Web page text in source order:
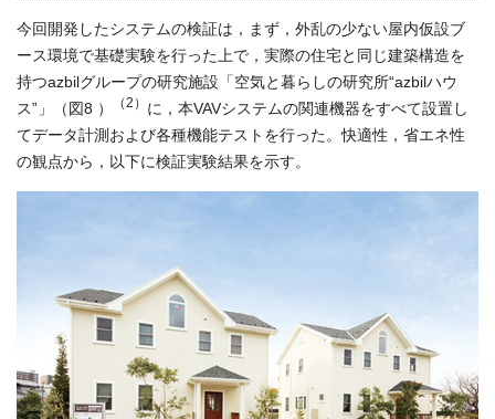
今回開発したシステムの検証は，まず，外乱の少ない屋内仮設ブ
ース環境で基礎実験を行った上で，実際の住宅と同じ建築構造を
持つazbilグループの研究施設「空気と暮らしの研究所“azbilハウ
ス”」（図8 ）
（2） に，本VAVシステムの関連機器をすべて設置し
てデータ計測および各種機能テストを行った。快適性，省エネ性
の観点から，以下に検証実験結果を示す。